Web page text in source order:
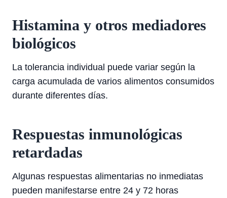
Histamina y otros mediadores
biológicos
La tolerancia individual puede variar según la
carga acumulada de varios alimentos consumidos
durante diferentes días.
Respuestas inmunológicas
retardadas
Algunas respuestas alimentarias no inmediatas
pueden manifestarse entre 24 y 72 horas